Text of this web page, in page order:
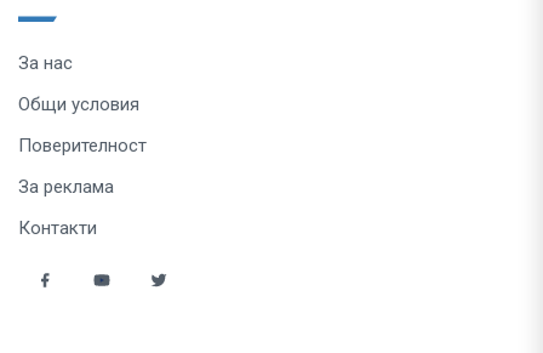
За нас
Общи условия
Поверителност
За реклама
Контакти